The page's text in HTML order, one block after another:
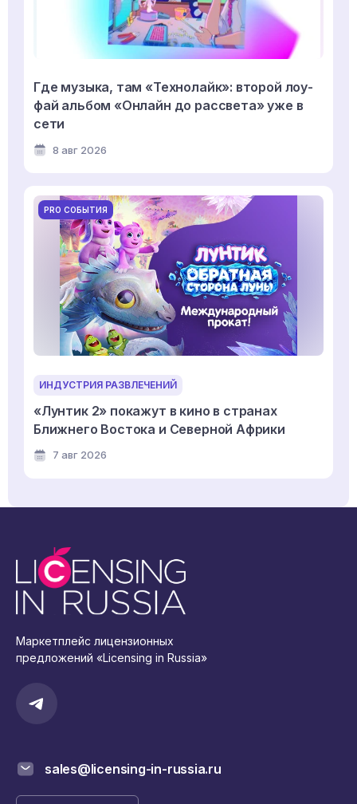
Где музыка, там «Технолайк»: второй лоу-
фай альбом «Онлайн до рассвета» уже в
сети
8 авг 2026
PRO СОБЫТИЯ
ИНДУСТРИЯ РАЗВЛЕЧЕНИЙ
«Лунтик 2» покажут в кино в странах
Ближнего Востока и Северной Африки
7 авг 2026
Маркетплейс лицензионных
предложений «Licensing in Russia»
sales@licensing-in-russia.ru